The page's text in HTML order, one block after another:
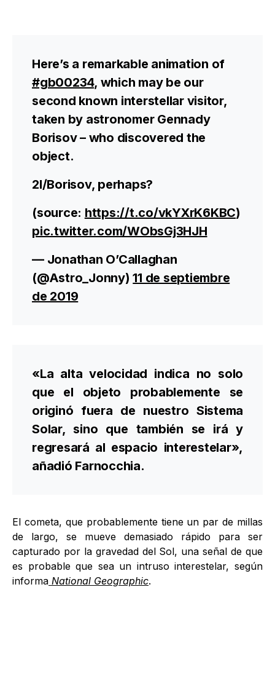
Here’s a remarkable animation of
#gb00234, which may be our
second known interstellar visitor,
taken by astronomer Gennady
Borisov – who discovered the
object.
2l/Borisov, perhaps?
(source: https://t.co/vkYXrK6KBC)
pic.twitter.com/WObsGj3HJH
— Jonathan O’Callaghan
(@Astro_Jonny)11 de septiembre
de 2019
«La alta velocidad indica no solo
que el objeto probablemente se
originó fuera de nuestro Sistema
Solar, sino que también se irá y
regresará al espacio interestelar»,
añadió Farnocchia.
El cometa, que probablemente tiene un par de millas
de largo, se mueve demasiado rápido para ser
capturado por la gravedad del Sol, una señal de que
es probable que sea un intruso interestelar, según
informa National Geographic.